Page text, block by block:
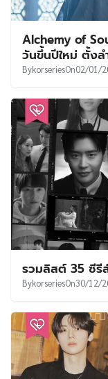
Alchemy of
วันขึ้นปีใหม่ ตั้ง
BykorseriesOn02/01/
รวมลิสต์ 35 ซีรี
BykorseriesOn30/12/